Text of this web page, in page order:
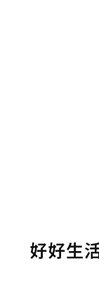
好好生